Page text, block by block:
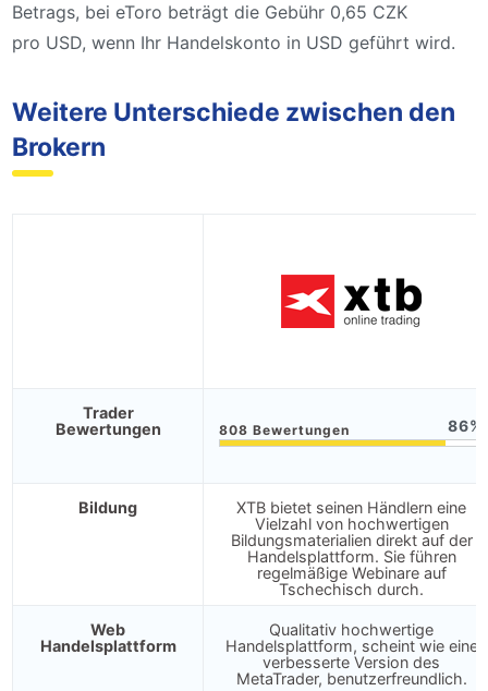
Betrags, bei eToro beträgt die Gebühr 0,65 CZK
pro USD, wenn Ihr Handelskonto in USD geführt wird.
Weitere Unterschiede zwischen den
Brokern
Trader
Bewertungen
86
Bildung
XTB bietet seinen Händlern eine
Vielzahl von hochwertigen
Bildungsmaterialien direkt auf der
Handelsplattform. Sie führen
regelmäßige Webinare auf
Tschechisch durch.
Web
Handelsplattform
Qualitativ hochwertige
Handelsplattform, scheint wie eine
verbesserte Version des
MetaTrader, benutzerfreundlich.